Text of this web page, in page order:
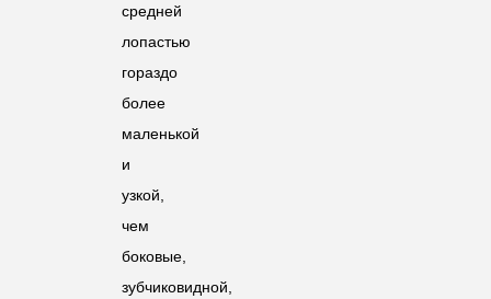
средней
лопастью
гораздо
более
маленькой
и
узкой,
чем
боковые,
зубчиковидной,